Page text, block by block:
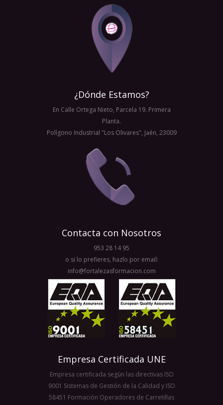
¿Dónde Estamos?
En Calle Ortega Nieto, Parcela 19. Primera
Planta.
Polígono Industrial "Los Olivares", Jaén, 23009
Contacta con Nosotros
953 28 14 95
o si lo prefieres, hazlo por email:
info@fortalezasformacion.com
Empresa Certificada UNE
Empresa certificada según las directivas ISO
9001 Sistemas de Gestión de la Calidad y ISO
58451 Formación Operadores de Carretillas